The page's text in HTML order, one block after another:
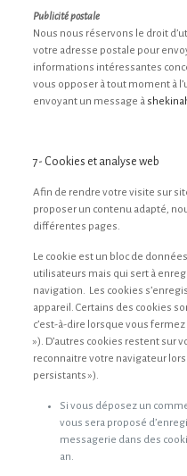
Publicité postale
Nous nous réservons le droit
votre adresse postale pour
informations intéressantes
vous opposer à tout moment à
envoyant un message à
7- Cookies et analyse web
Afin de rendre votre visite sur
proposer un contenu adapté,
différentes pages.
Le cookie est un bloc de
utilisateurs mais qui sert à
navigation. Les cookies
appareil. Certains des cookies
c’est-à-dire lorsque vous
»). D’autres cookies restent sur
reconnaitre votre navigateur
persistants »).
Si vous déposez un
vous sera proposé
messagerie dans des
an.